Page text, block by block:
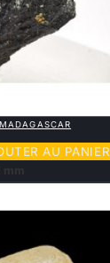
AU PANIER
mm